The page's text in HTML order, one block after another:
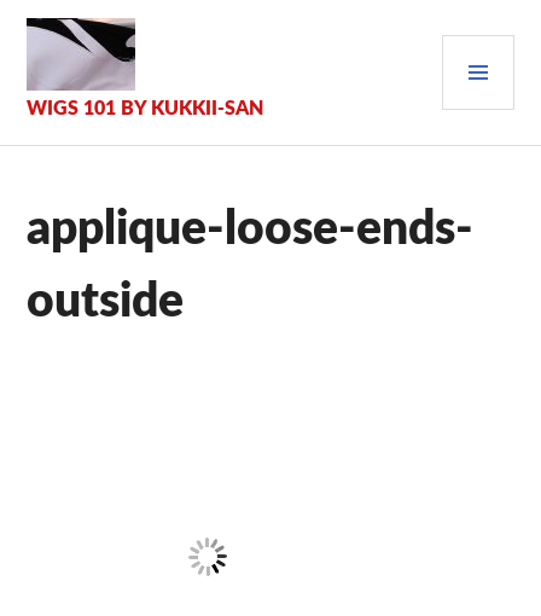
springen
WIGS 101 BY KUKKII-SAN
applique-loose-ends-
outside